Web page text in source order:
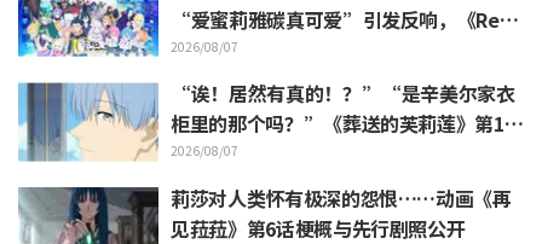
“爱蜜莉雅碳真可爱”引发反响，《ReZe
ro》动画10周年纪念活动视觉图解禁
2026/08/07
“诶！居然有真的！？”“是辛美尔家衣
柜里的那个吗？”《葬送的芙莉莲》第1集
中出现的“暗黑龙的角”公开引发粉丝惊
叹
2026/08/07
莉莎对人类怀有极深的怨恨……动画《再
见菈菈》第6话梗概与先行剧照公开